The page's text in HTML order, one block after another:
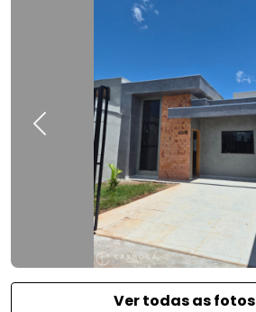
Previous
Ver todas as fotos